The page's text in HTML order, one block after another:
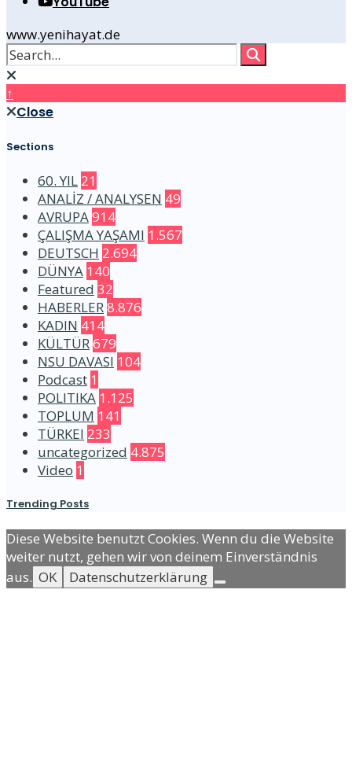
www.yenihayat.de
↑
Close
Sections
60. YIL 21
ANALİZ / ANALYSEN 49
AVRUPA914
ÇALIŞMA YAŞAMI 1.567
DEUTSCH 2.694
DÜNYA 140
Featured 32
HABERLER8.876
KADIN 414
KÜLTÜR679
NSU DAVASI 104
Podcast 1
POLITIKA 1.125
TOPLUM 141
TÜRKEI 233
uncategorized 4.875
Video 1
Trending Posts
Diese Website benutzt Cookies. Wenn du die Website
weiter nutzt, gehen wir von deinem Einverständnis
aus. OK Datenschutzerklärung